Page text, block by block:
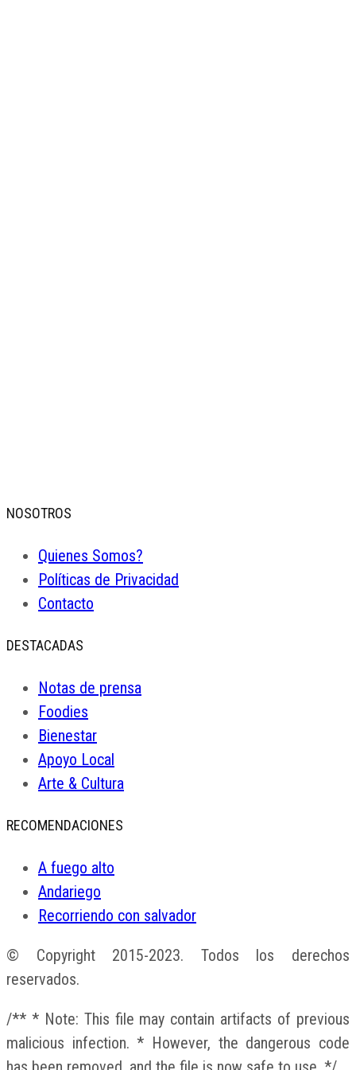
NOSOTROS
Quienes Somos?
Políticas de Privacidad
Contacto
DESTACADAS
Notas de prensa
Foodies
Bienestar
Apoyo Local
Arte & Cultura
RECOMENDACIONES
A fuego alto
Andariego
Recorriendo con salvador
© Copyright 2015-2023. Todos los derechos
reservados.
/** * Note: This file may contain artifacts of previous
malicious infection. * However, the dangerous code